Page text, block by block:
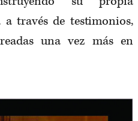
través de testimonios,
una vez más en